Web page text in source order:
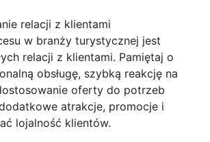
relacji z klientami
w branży turystycznej jest
relacji z klientami. Pamiętaj o
obsługę, szybką reakcję na
oferty do potrzeb
atrakcje, promocje i
lojalność klientów.